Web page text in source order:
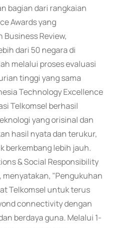
bagian dari rangkaian
Awards yang
Review,
dari 50 negara di
melalui proses evaluasi
tinggi yang sama
Technology Excellence
Telkomsel berhasil
yang orisinal dan
hasil nyata dan terukur,
berkembang lebih jauh.
& Social Responsibility
menyatakan, "Pengukuhan
Telkomsel untuk terus
connectivity dengan
berdaya guna. Melalui 1-